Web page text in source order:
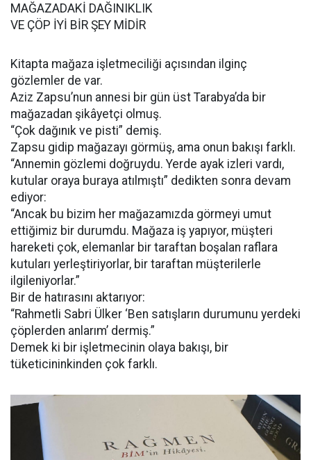
MAĞAZADAKİ DAĞINIKLIK
VE ÇÖP İYİ BİR ŞEY MİDİR
Kitapta mağaza işletmeciliği açısından ilginç
gözlemler de var.
Aziz Zapsu’nun annesi bir gün üst Tarabya’da bir
mağazadan şikâyetçi olmuş.
“Çok dağınık ve pisti” demiş.
Zapsu gidip mağazayı görmüş, ama onun bakışı farklı.
“Annemin gözlemi doğruydu. Yerde ayak izleri vardı,
kutular oraya buraya atılmıştı” dedikten sonra devam
ediyor:
“Ancak bu bizim her mağazamızda görmeyi umut
ettiğimiz bir durumdu. Mağaza iş yapıyor, müşteri
hareketi çok, elemanlar bir taraftan boşalan raflara
kutuları yerleştiriyorlar, bir taraftan müşterilerle
ilgileniyorlar.”
Bir de hatırasını aktarıyor:
“Rahmetli Sabri Ülker ‘Ben satışların durumunu yerdeki
çöplerden anlarım’ dermiş.”
Demek ki bir işletmecinin olaya bakışı, bir
tüketicininkinden çok farklı.